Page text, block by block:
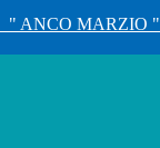
" ANCO MARZIO "